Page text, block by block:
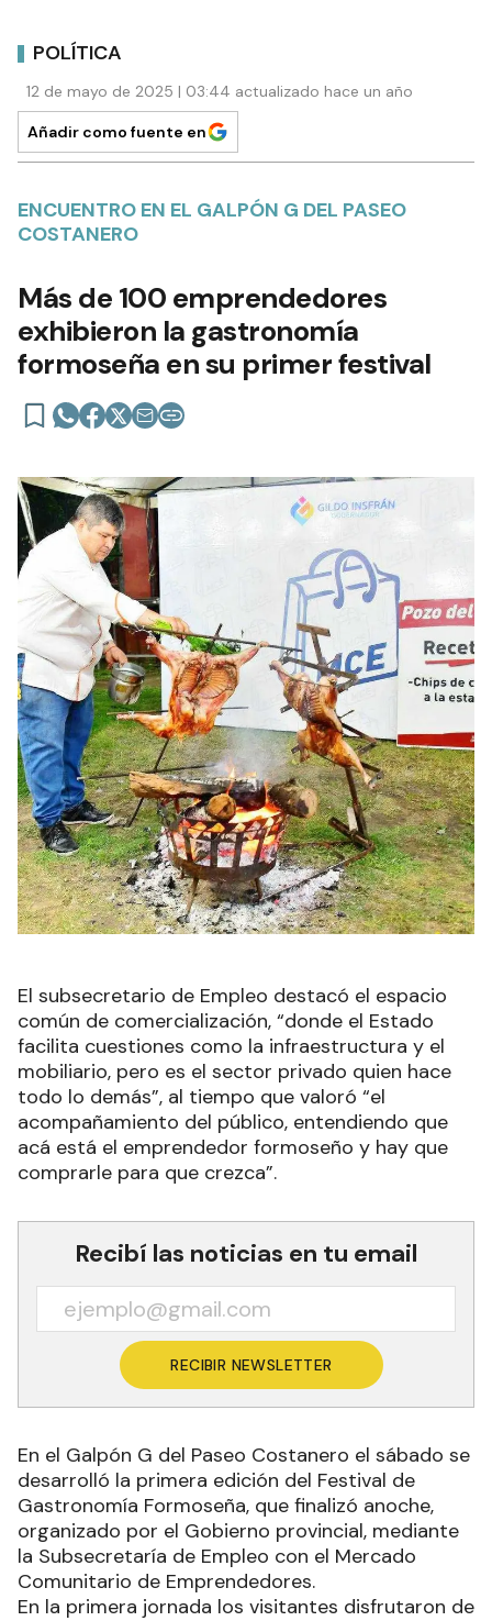
POLÍTICA
12 de mayo de 2025 | 03:44 actualizado hace un año
Añadir como fuente en
ENCUENTRO EN EL GALPÓN G DEL PASEO
COSTANERO
Más de 100 emprendedores
exhibieron la gastronomía
formoseña en su primer festival
El subsecretario de Empleo destacó el espacio
común de comercialización, “donde el Estado
facilita cuestiones como la infraestructura y el
mobiliario, pero es el sector privado quien hace
todo lo demás”, al tiempo que valoró “el
acompañamiento del público, entendiendo que
acá está el emprendedor formoseño y hay que
comprarle para que crezca”.
Recibí las noticias en tu email
RECIBIR NEWSLETTER
En el Galpón G del Paseo Costanero el sábado se
desarrolló la primera edición del Festival de
Gastronomía Formoseña, que finalizó anoche,
organizado por el Gobierno provincial, mediante
la Subsecretaría de Empleo con el Mercado
Comunitario de Emprendedores.
En la primera jornada los visitantes disfrutaron de